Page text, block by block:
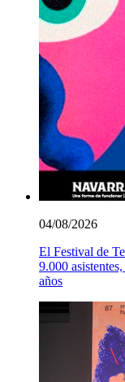
04/08/2026
El Festival de
9.000
años